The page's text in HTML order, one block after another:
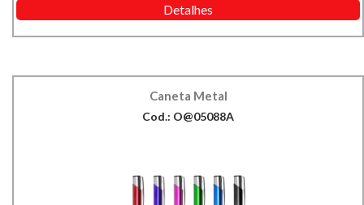
Detalhes
Caneta Metal
Cod.: O@05088A